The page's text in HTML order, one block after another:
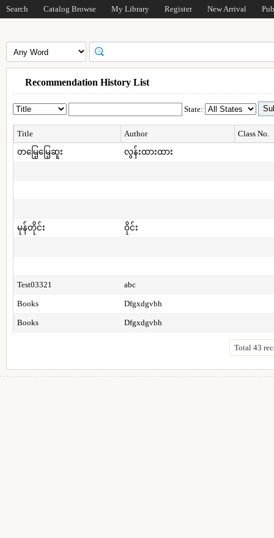
Search Catalog Browse My Library Register New Arrival
Recommendation History List
State:
Title Author
Class No.
တမြေ့မြေ့ဆူး
လွန်းထားထား
မုန်တိုင်း ဝိုင်း
Test03321 abc
Books Dfgxdgvbh
Books Dfgxdgvbh
Total 43